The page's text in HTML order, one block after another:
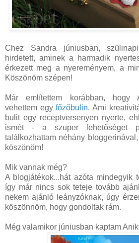
Chez Sandra júniusban,
hirdetett, aminek a harmadik
érkezett meg a nyereményem, a
Köszönöm szépen!
Már említettem korábban, hogy
vehettem egyfőzőbulin. Ami
bulit egy receptversenyen nyerte,
ismét - a szuper lehetőséget
találkozhattam néhány
köszönöm!
Mik vannak még?
A blogjátékok...hát azóta mindegyik
így már nincs sok teteje tovább
nekem ajánló leányzóknak, úgy
köszönnöm, hogy gondoltak rám.
Még valamikor júniusban kaptam